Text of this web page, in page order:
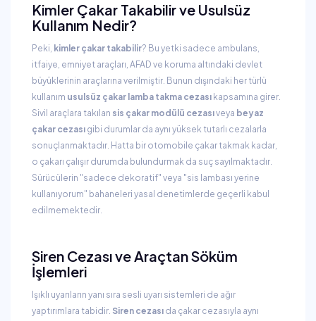
Kimler Çakar Takabilir ve Usulsüz
Kullanım Nedir?
Peki, kimler çakar takabilir? Bu yetki sadece ambulans,
itfaiye, emniyet araçları, AFAD ve koruma altındaki devlet
büyüklerinin araçlarına verilmiştir. Bunun dışındaki her türlü
kullanım usulsüz çakar lamba takma cezası kapsamına girer.
Sivil araçlara takılan sis çakar modülü cezasıveya beyaz
çakar cezası gibi durumlar da aynı yüksek tutarlı cezalarla
sonuçlanmaktadır. Hatta bir otomobile çakar takmak kadar,
o çakarı çalışır durumda bulundurmak da suç sayılmaktadır.
Sürücülerin "sadece dekoratif" veya "sis lambası yerine
kullanıyorum" bahaneleri yasal denetimlerde geçerli kabul
edilmemektedir.
Siren Cezası ve Araçtan Söküm
İşlemleri
Işıklı uyarıların yanı sıra sesli uyarı sistemleri de ağır
yaptırımlara tabidir. Siren cezası da çakar cezasıyla aynı